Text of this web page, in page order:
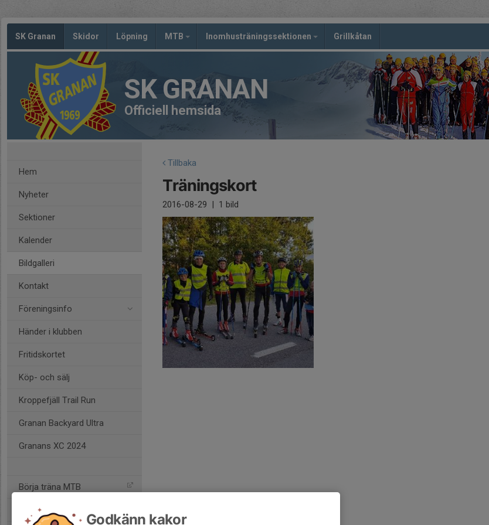
SK Granan Skidor Löpning MTB Inomhusträningssektionen Grillkåtan
SK GRANAN
Officiell hemsida
Hem
Nyheter
Sektioner
Kalender
Bildgalleri
Kontakt
Föreningsinfo
Händer i klubben
Fritidskortet
Köp- och sälj
Kroppefjäll Trail Run
Granan Backyard Ultra
Granans XC 2024
Börja träna MTB
Bli stödmedlem
Tillbaka
Träningskort
2016-08-29 | 1 bild
Godkänn kakor